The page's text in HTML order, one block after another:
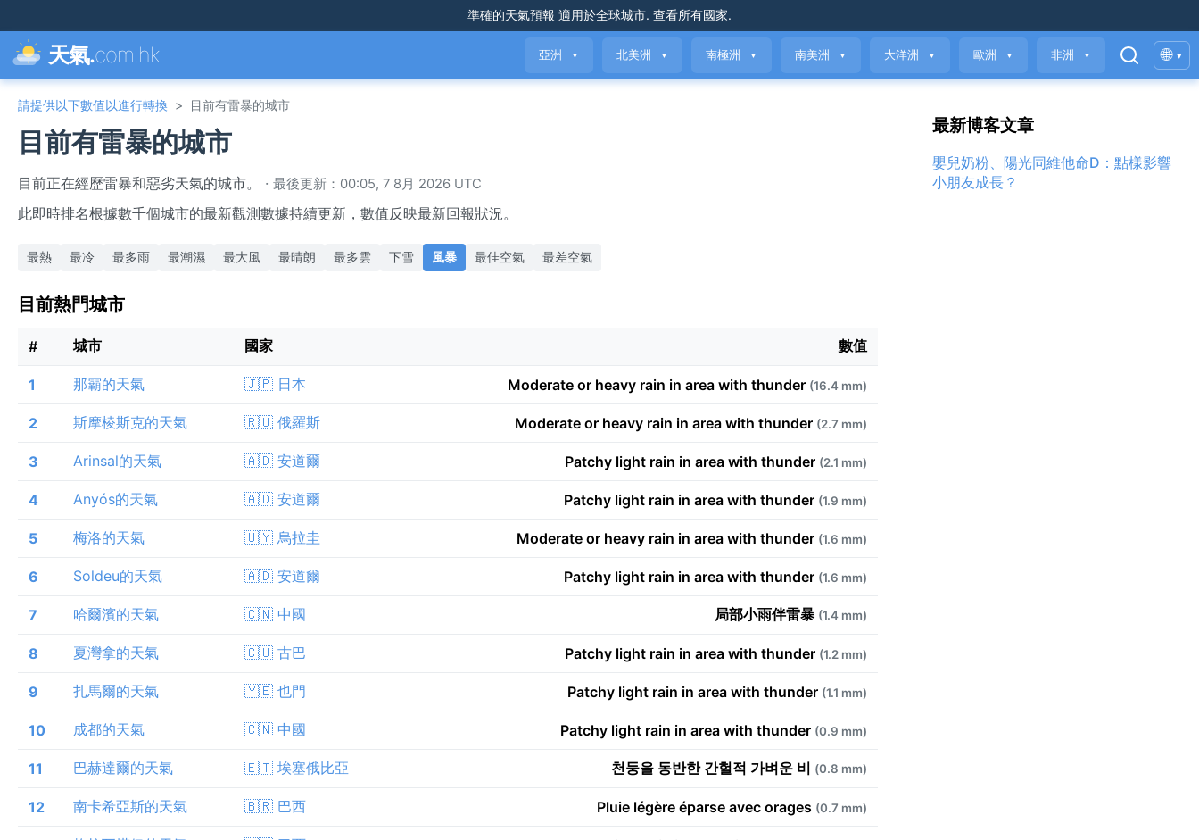
準確的天氣預報 適用於全球城市. 查看所有國家.
天氣.com.hk 亞洲 ▼ 北美洲 ▼ 南極洲 ▼ 南美洲 ▼ 大洋洲 ▼ 歐洲 ▼ 非洲 ▼ 🌐 ▾
請提供以下數值以進行轉換 > 目前有雷暴的城市
目前有雷暴的城市
目前正在經歷雷暴和惡劣天氣的城市。 · 最後更新：00:05, 7 8月 2026 UTC
此即時排名根據數千個城市的最新觀測數據持續更新，數值反映最新回報狀況。
最熱 最冷 最多雨 最潮濕 最大風 最晴朗 最多雲 下雪 風暴 最佳空氣 最差空氣
目前熱門城市
# 城市 國家 數值
1 那霸的天氣 🇯🇵 日本 Moderate or heavy rain in area with thunder (16.4 mm)
2 斯摩棱斯克的天氣 🇷🇺 俄羅斯 Moderate or heavy rain in area with thunder (2.7 mm)
3 Arinsal的天氣 🇦🇩 安道爾 Patchy light rain in area with thunder (2.1 mm)
4 Anyós的天氣 🇦🇩 安道爾 Patchy light rain in area with thunder (1.9 mm)
5 梅洛的天氣 🇺🇾 烏拉圭 Moderate or heavy rain in area with thunder (1.6 mm)
6 Soldeu的天氣 🇦🇩 安道爾 Patchy light rain in area with thunder (1.6 mm)
7 哈爾濱的天氣 🇨🇳 中國 局部小雨伴雷暴 (1.4 mm)
8 夏灣拿的天氣 🇨🇺 古巴 Patchy light rain in area with thunder (1.2 mm)
9 扎馬爾的天氣 🇾🇪 也門 Patchy light rain in area with thunder (1.1 mm)
10 成都的天氣 🇨🇳 中國 Patchy light rain in area with thunder (0.9 mm)
11 巴赫達爾的天氣 🇪🇹 埃塞俄比亞 천둥을 동반한 간헐적 가벼운 비 (0.8 mm)
12 南卡希亞斯的天氣 🇧🇷 巴西 Pluie légère éparse avec orages (0.7 mm)
最新博客文章
嬰兒奶粉、陽光同維他命D：點樣影響
小朋友成長？